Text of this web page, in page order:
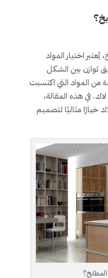
اختيار المواد
توازن بين الشكل
من المواد التي اكتسبت
لاك. في هذه المقالة،
خيارًا مثاليًا لتصميم